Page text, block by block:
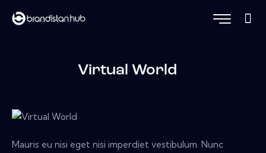
Virtual World
Mauris eu nisi eget nisi imperdiet vestibulum. Nunc